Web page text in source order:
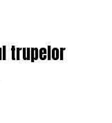
trupelor